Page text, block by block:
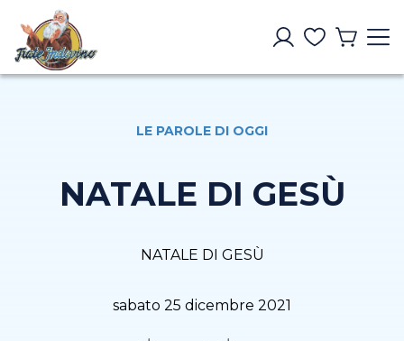
LE PAROLE DI OGGI
NATALE DI GESÙ
NATALE DI GESÙ
sabato 25 dicembre 2021